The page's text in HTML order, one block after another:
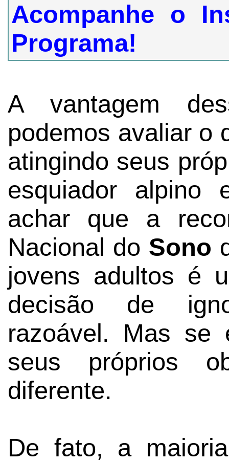
Acompanhe o
Programa!
A vantagem
podemos avaliar o
atingindo seus
esquiador alpino
achar que a
Nacional do Sono
jovens adultos é
decisão de
razoável. Mas se
seus próprios
diferente.
De fato, a